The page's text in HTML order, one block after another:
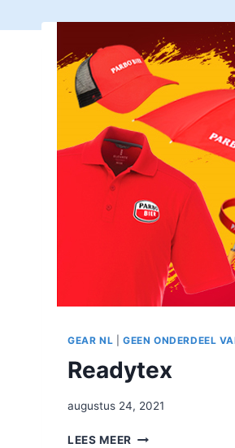
GEAR NL GEEN ONDERDEEL
Readytex
augustus 24, 2021
LEES MEER